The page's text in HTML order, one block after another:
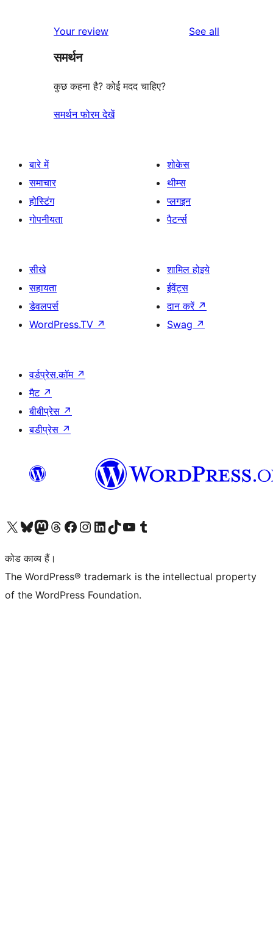
Your review See all
समर्थन
कुछ कहना है? कोई मदद चाहिए?
समर्थन फोरम देखें
बारे में
समाचार
होस्टिंग
गोपनीयता
शोकेस
थीम्स
प्लगइन
पैटर्न्स
सीखे
सहायता
डेवलपर्स
WordPress.TV ↗
शामिल होइये
ईवेंट्स
दान करें ↗
Swag ↗
वर्डप्रेस.कॉम ↗
मैट ↗
बीबीप्रेस ↗
बडीप्रेस ↗
Visit our X (formerly Twitter) account
हमारे बलुस्की खाते पर जाएँVisit our Mastodon account
हमारे थ्रेड्स अकाउंट पर जाएंहमारे फेसबुक पेज पर जाएँहमारे इंस्टाग्राम अकाउंट पर जाएंहमारे लिंक्डइन खाते पर जाएँहमारे टिकटॉक खाते पर जाएँहमारे यूट्यूब चैनल पर जाएंहमारे Tumblr खाते पर जाएँ
कोड काव्य हैं।
The WordPress® trademark is the intellectual property
of the WordPress Foundation.